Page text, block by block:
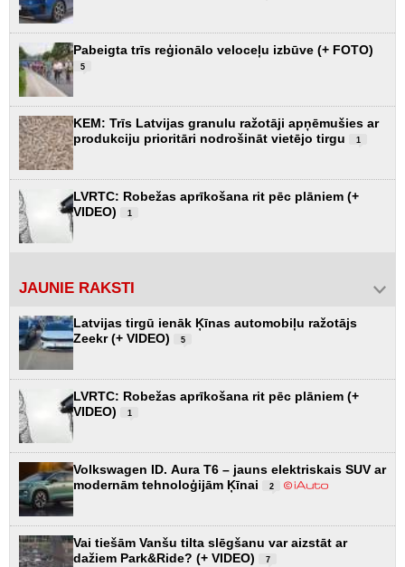
Pabeigta trīs reģionālo veloceļu izbūve (+ FOTO)
5
KEM: Trīs Latvijas granulu ražotāji apņēmušies ar
produkciju prioritāri nodrošināt vietējo tirgu
1
LVRTC: Robežas aprīkošana rit pēc plāniem (+
VIDEO)
1
JAUNIE RAKSTI
Latvijas tirgū ienāk Ķīnas automobiļu ražotājs
Zeekr (+ VIDEO)
5
LVRTC: Robežas aprīkošana rit pēc plāniem (+
VIDEO)
1
Volkswagen ID. Aura T6 – jauns elektriskais SUV ar
modernām tehnoloģijām Ķīnai
2
Vai tiešām Vanšu tilta slēgšanu var aizstāt ar
dažiem Park&Ride? (+ VIDEO)
7